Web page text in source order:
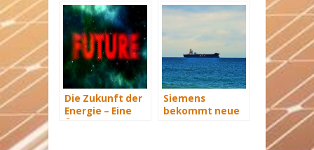
versorgt
sanieren
Die Zukunft der
Energie – Eine
Siemens
bekommt neue